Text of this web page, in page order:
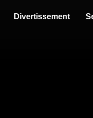
Divertissement